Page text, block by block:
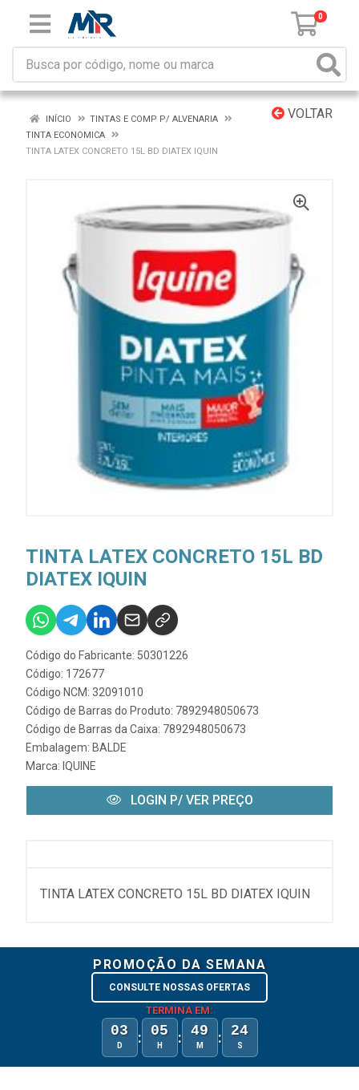
0
VOLTAR
INÍCIO
TINTAS E COMP P/ ALVENARIA
TINTA ECONOMICA
TINTA LATEX CONCRETO 15L BD DIATEX IQUIN
TINTA LATEX CONCRETO 15L BD
DIATEX IQUIN
Código do Fabricante: 50301226
Código: 172677
Código NCM: 32091010
Código de Barras do Produto: 7892948050673
Código de Barras da Caixa: 7892948050673
Embalagem: BALDE
Marca: IQUINE
LOGIN P/ VER PREÇO
TINTA LATEX CONCRETO 15L BD DIATEX IQUIN
PROMOÇÃO DA SEMANA
CONSULTE NOSSAS OFERTAS
TERMINA EM:
03
D : 05
H : 49
M : 24
S